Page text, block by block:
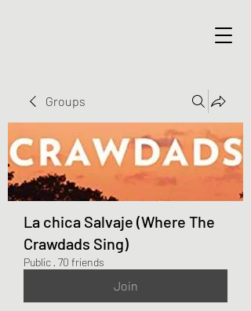
Groups
La chica Salvaje (Where The
Crawdads Sing)
Public · 70 friends
Join